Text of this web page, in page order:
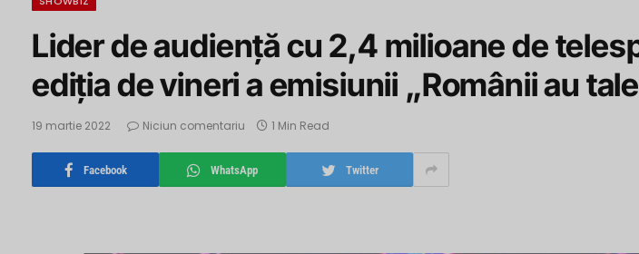
Lider de audienţă cu 2,4 milioane de
ediţia de vineri a emisiunii „Românii au
19 martie 2022 Niciun comentariu 1 Min Read
Facebook WhatsApp Twitter